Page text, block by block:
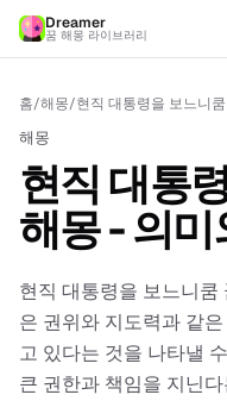
Dreamer
꿈 해몽 라이브러리
홈/해몽/현직 대통령을 보느니
해몽
현직 대통
해몽 - 의미
현직 대통령을 보느니쿰
은 권위와 지도력과 같
고 있다는 것을 나타낼
큰 권한과 책임을 지닌